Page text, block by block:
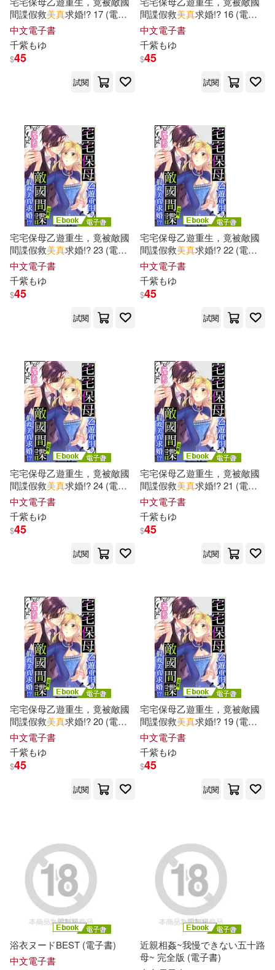
金其琪(3) 陳亮妤(3)
陳品鴻(3) 魏瑛娟(3)
黃馨慧(3)
プレステージ出版(写真集)(2)
千紅(2)
林采緹(2) 美優千奈(2)
葵千恵(2) 鄭賳嫺(2)
PRESTIGE PHOTOGENICS(1)
[日]佐伯千津(1) h.m.p(1)
あおいれな(1) きみと歩実(1)
ながえSTYLE(1)
グラフィティジャパン(1)
京野美沙(1) 八木千賀子(1)
凛音とうか(1) 初愛ねんね(1)
千晶さん(1) 千葉奈津絵(1)
向井藍(1) 喬明福(1)
夏金龍(1) 孫凡，孫善華(1)
安野由美(1) 宋熙九(1)
弘千花碧(1) 彩奈リナ(1)
徐志摩(1)
愛蓮娜．霍奇曼．波特(1)
Universal(1)
ZERO ONE STYLE.inc(1)
インプレス(1)
ロクリン社(1)
世界圖書出版公司北京公司(1)
中信出版社(1)
中國美術學院出版社(1)
主婦と生活社(1)
主婦の友社(1) 出版菊(1)
慕客館日文書(1)
春天出版社(1)
江蘇鳳凰科學技術出版社(1)
河南美術出版社(1) 瑞昇(1)
可菲律賓店取(33)
(可複選)
一個月內上市新品(1)
電子書 (可複選)
適合手機平板閱讀(9)
適合平板閱讀(54)
作者/演唱/譯/編/繪(3)
價格
範圍
間諜假救美真求婚!? 17 (電子
書)
中文電子書
千紫もゆ
$45
試閱
間諜假救美真求婚!? 16 (電子
書)
中文電子書
千紫もゆ
$45
試閱
宅宅保母乙遊重生，竟被敵國
間諜假救美真求婚!? 23 (電子
書)
中文電子書
千紫もゆ
$45
試閱
宅宅保母乙遊重生，竟被敵國
間諜假救美真求婚!? 22 (電子
書)
中文電子書
千紫もゆ
$45
試閱
宅宅保母乙遊重生，竟被敵國
間諜假救美真求婚!? 24 (電子
書)
中文電子書
千紫もゆ
$45
試閱
宅宅保母乙遊重生，竟被敵國
間諜假救美真求婚!? 21 (電子
書)
中文電子書
千紫もゆ
$45
試閱
宅宅保母乙遊重生，竟被敵國
間諜假救美真求婚!? 20 (電子
書)
中文電子書
千紫もゆ
$45
試閱
宅宅保母乙遊重生，竟被敵國
間諜假救美真求婚!? 19 (電子
書)
中文電子書
千紫もゆ
$45
試閱
浴衣ヌードBEST (電子書)
中文電子書
近親相姦~我慢できない五十路
母~ 完全版 (電子書)